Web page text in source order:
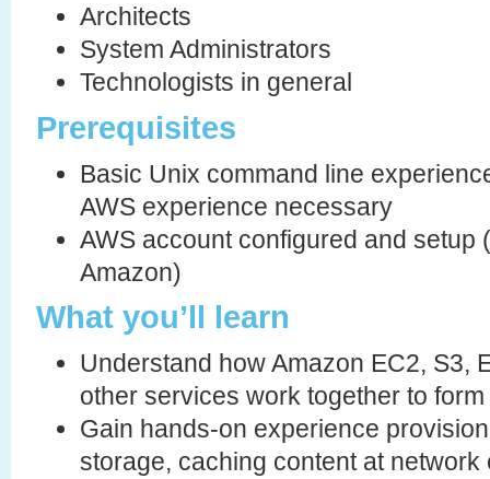
Architects
System Administrators
Technologists in general
Prerequisites
Basic Unix command line
AWS experience necessary
AWS account configured and setup
Amazon)
What you’ll learn
Understand how Amazon EC2, S3,
other services work together to
Gain hands-on experience
storage, caching content at